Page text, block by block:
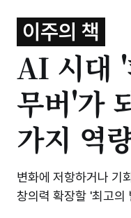
이주의 책
AI 시대
무버'가
가지 역
변화에 저항하거나 기
창의력 확장할 '최고의